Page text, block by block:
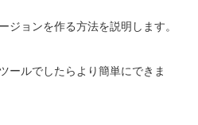
ジョンを作る方法を説明します。
ールでしたらより簡単にできま